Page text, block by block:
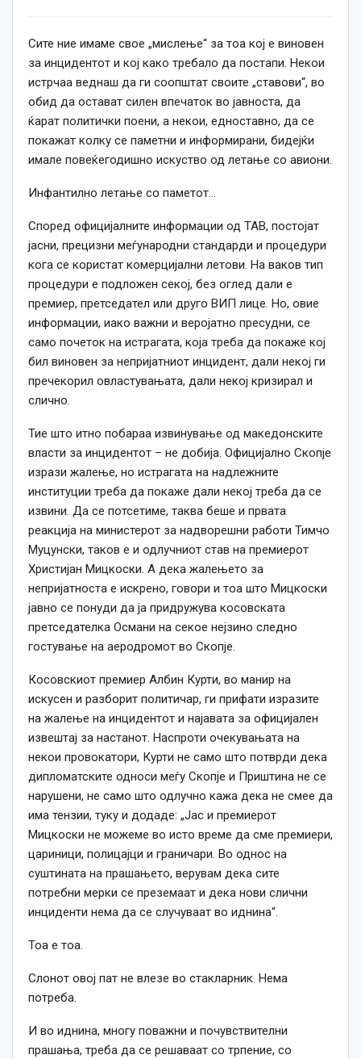
Сите ние имаме свое „мислење“ за тоа кој е виновен
за инцидентот и кој како требало да постапи. Некои
истрчаа веднаш да ги соопштат своите „ставови“, во
обид да остават силен впечаток во јавноста, да
ќарат политички поени, а некои, едноставно, да се
покажат колку се паметни и информирани, бидејќи
имале повеќегодишно искуство од летање со авиони.
Инфантилно летање со паметот…
Според официјалните информации од ТАВ, постојат
јасни, прецизни меѓународни стандарди и процедури
кога се користат комерцијални летови. На ваков тип
процедури е подложен секој, без оглед дали е
премиер, претседател или друго ВИП лице. Но, овие
информации, иако важни и веројатно пресудни, се
само почеток на истрагата, која треба да покаже кој
бил виновен за непријатниот инцидент, дали некој ги
пречекорил овластувањата, дали некој кризирал и
слично.
Тие што итно побараа извинување од македонските
власти за инцидентот – не добија. Официјално Скопје
изрази жалење, но истрагата на надлежните
институции треба да покаже дали некој треба да се
извини. Да се потсетиме, таква беше и првата
реакција на министерот за надворешни работи Тимчо
Муцунски, таков е и одлучниот став на премиерот
Христијан Мицкоски. А дека жалењето за
непријатноста е искрено, говори и тоа што Мицкоски
јавно се понуди да ја придружува косовската
претседателка Османи на секое нејзино следно
гостување на аеродромот во Скопје.
Косовскиот премиер Албин Курти, во манир на
искусен и разборит политичар, ги прифати изразите
на жалење на инцидентот и најавата за официјален
извештај за настанот. Наспроти очекувањата на
некои провокатори, Курти не само што потврди дека
дипломатските односи меѓу Скопје и Приштина не се
нарушени, не само што одлучно кажа дека не смее да
има тензии, туку и додаде: „Јас и премиерот
Мицкоски не можеме во исто време да сме премиери,
цариници, полицајци и граничари. Во однос на
суштината на прашањето, верувам дека сите
потребни мерки се преземаат и дека нови слични
инциденти нема да се случуваат во иднина“.
Тоа е тоа.
Слонот овој пат не влезе во стакларник. Нема
потреба.
И во иднина, многу поважни и почувствителни
прашања, треба да се решаваат со трпение, со